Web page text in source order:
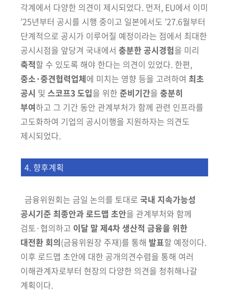
각계에서 다양한 의견이 제시되었다. 먼저, EU에서 이미
’25년부터 공시를 시행 중이고 일본에서도 ’27.6월부터
단계적으로 공시가 이루어질 예정이라는 점에서 최대한
공시시점을 앞당겨 국내에서 충분한 공시경험을 미리
축적할 수 있도록 해야 한다는 의견이 있었다. 한편,
중소·중견협력업체에 미치는 영향 등을 고려하여 최초
공시 및 스코프3 도입을 위한 준비기간을 충분히
부여하고 그 기간 동안 관계부처가 함께 관련 인프라를
고도화하여 기업의 공시이행을 지원하자는 의견도
제시되었다.
4. 향후계획
금융위원회는 금일 논의를 토대로 국내 지속가능성
공시기준 최종안과로드맵 초안을 관계부처와 함께
검토·협의하고 이달 말 제4차 생산적 금융을 위한
대전환 회의(금융위원장 주재)를 통해 발표할 예정이다.
이후 로드맵 초안에 대한 공개의견수렴을 통해 여러
이해관계자로부터 현장의 다양한 의견을 청취해나갈
계획이다.